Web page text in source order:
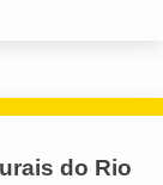
do Rio